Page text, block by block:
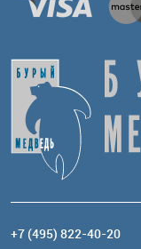
+7 (495) 822-40-20